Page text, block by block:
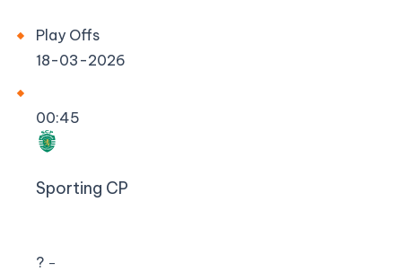
Play Offs
18-03-2026
00:45
Sporting CP
? –